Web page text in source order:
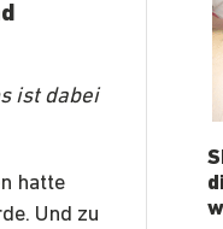
ist dabei
hatte
Und zu